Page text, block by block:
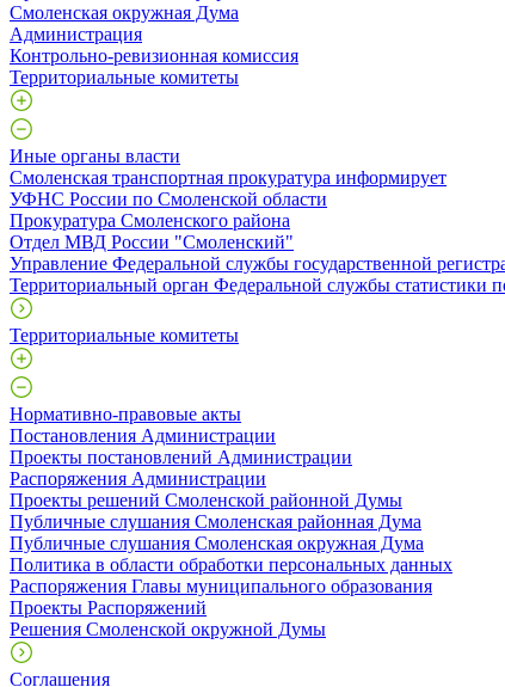
Смоленская окружная Дума
Администрация
Контрольно-ревизионная комиссия
Территориальные комитеты
Иные органы власти
Смоленская транспортная прокуратура информирует
УФНС России по Смоленской области
Прокуратура Смоленского района
Отдел МВД России "Смоленский"
Управление Федеральной службы государственной
Территориальный орган Федеральной службы статистики
Территориальные комитеты
Нормативно-правовые акты
Постановления Администрации
Проекты постановлений Администрации
Распоряжения Администрации
Проекты решений Смоленской районной Думы
Публичные слушания Смоленская районная Дума
Публичные слушания Смоленская окружная Дума
Политика в области обработки персональных данных
Распоряжения Главы муниципального образования
Проекты Распоряжений
Решения Смоленской окружной Думы
Соглашения